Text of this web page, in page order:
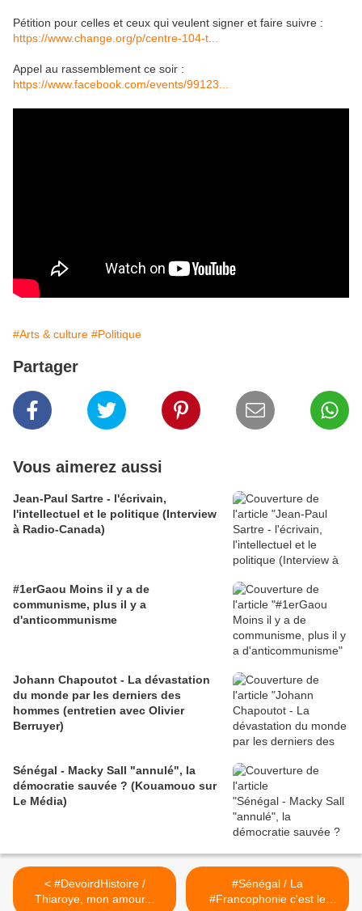
Pétition pour celles et ceux qui veulent signer et faire suivre :
https://www.change.org/p/centre-104-t...
Appel au rassemblement ce soir :
https://www.facebook.com/events/99123...
#Arts & culture #Politique
Partager
Vous aimerez aussi
Jean-Paul Sartre - l'écrivain,
l'intellectuel et le politique (Interview
à Radio-Canada)
#1erGaou Moins il y a de
communisme, plus il y a
d'anticommunisme
Johann Chapoutot - La dévastation
du monde par les derniers des
hommes (entretien avec Olivier
Berruyer)
Sénégal - Macky Sall "annulé", la
démocratie sauvée ? (Kouamouo sur
Le Média)
< #DevoirdHistoire /
Thiaroye, mon amour...
#Sénégal / La
#Francophonie c'est le